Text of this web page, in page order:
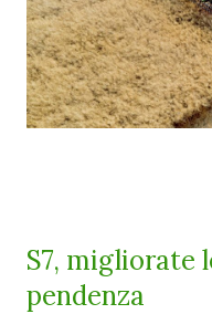
S7, migliorate
pendenza